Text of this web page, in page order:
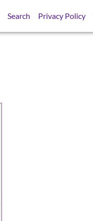
Search Privacy Policy